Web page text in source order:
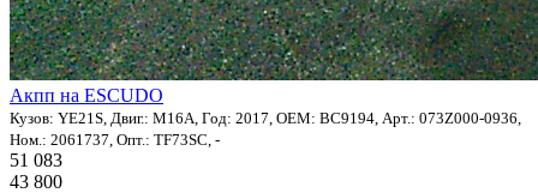
Акпп на ESCUDO
Кузов: YE21S, Двиг.: M16A, Год: 2017, OEM: BC9194, Арт.: 073Z000-0936,
Ном.: 2061737, Опт.: TF73SC, -
51 083
43 800